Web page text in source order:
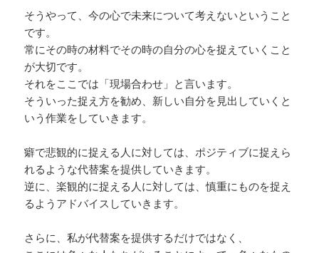
そうやって、今の心で未来について考えないということ
です。
常にその時の材料でその時の自分の心を捉えていくこと
が大切です。
それをここでは「現場合わせ」と言います。
そういった捉え方を勧め、新しい自分を見出していくと
いう作業をしていきます。
癖で悲観的に捉える人に対しては、ポジティブに捉えら
れるような代替案を提供していきます。
逆に、楽観的に捉える人に対しては、慎重にものを捉え
るようアドバイスしていきます。
さらに、私が代替案を提供するだけではなく、